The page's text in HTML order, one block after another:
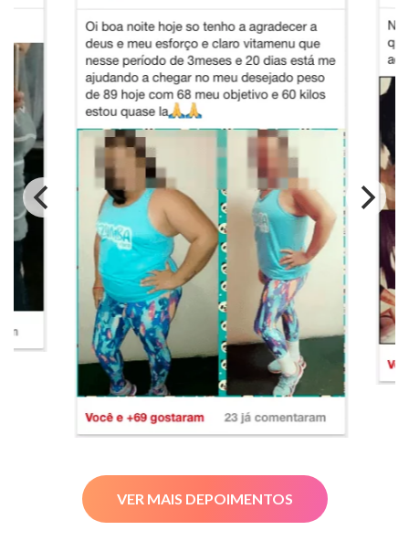
VER MAIS DEPOIMENTOS